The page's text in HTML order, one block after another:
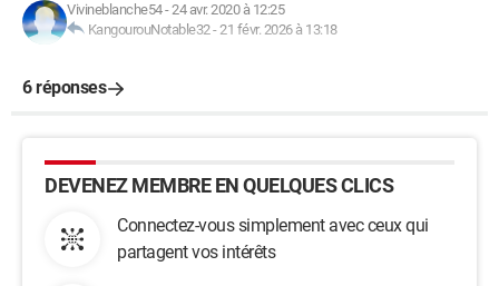
Vivineblanche54-24 avr. 2020 à 12:25
KangourouNotable32-21 févr. 2026 à 13:18
6 réponses
DEVENEZ MEMBRE EN QUELQUES CLICS
Connectez-vous simplement avec ceux qui
partagent vos intérêts